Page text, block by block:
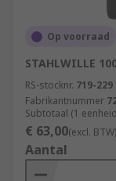
Op voorraad
STAHLWILLE
RS-stocknr. 719-229
Fabrikantnummer
Subtotaal (1
€ 63,00(excl. BTW)
Aantal